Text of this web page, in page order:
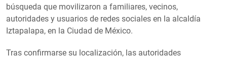
búsqueda que movilizaron a familiares, vecinos,
autoridades y usuarios de redes sociales en la alcaldía
Iztapalapa, en la Ciudad de México.
Tras confirmarse su localización, las autoridades